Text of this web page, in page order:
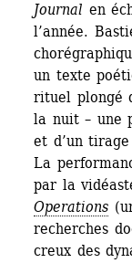
Journal en
l’année.
un texte
rituel plongé
la nuit – une
et d’un
La
par la
Operations
recherches
creux des